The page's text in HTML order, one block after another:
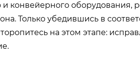
конвейерного оборудования,
Только убедившись в
на этом этапе: